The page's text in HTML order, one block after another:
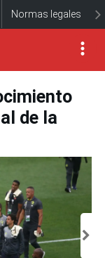
Normas legales
de la